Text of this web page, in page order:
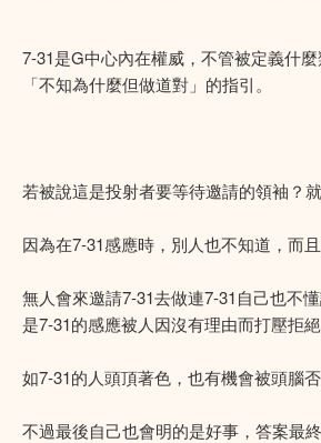
7-31是G中心內在權威，不管被定義什
「不知為什麼但做道對」的指引。
若被說這是投射者要等待邀請的領袖？
因為在7-31感應時，別人也不知道，而且
無人會來邀請7-31去做連7-31自己也不
是7-31的感應被人因沒有理由而打壓拒絕
如7-31的人頭頂著色，也有機會被頭腦否
不過最後自己也會明的是好事，答案最